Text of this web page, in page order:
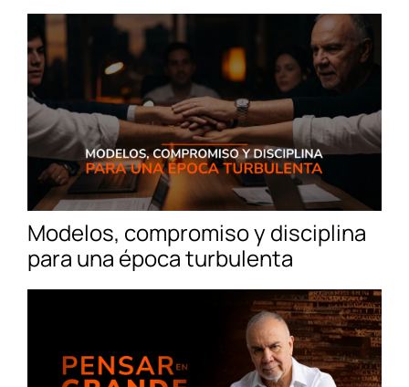
Modelos, compromiso y disciplina
para una época turbulenta